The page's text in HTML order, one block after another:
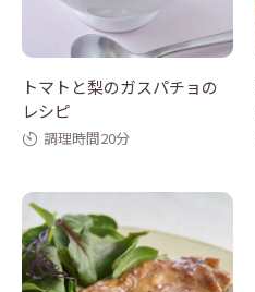
トマトと梨のガスパチョの
レシピ
調理時間20分